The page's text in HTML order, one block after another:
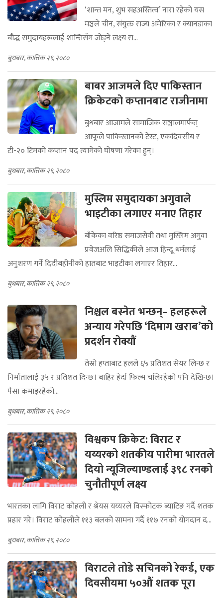
‘शान्त मन, शुभ सहअस्तित्व’ नारा रहेको यस
मञ्चले चीन, संयुक्त राज्य अमेरिका र क्यानडाका
बौद्ध समुदायहरूलाई शान्तिसँग जोड्ने लक्ष्य रा...
बुधबार, कात्तिक २९, २०८०
बाबर आजमले दिए पाकिस्तान
क्रिकेटको कप्तानबाट राजीनामा
बुधबार आजामले सामाजिक सञ्जालमार्फत्
आफूले पाकिस्तानको टेस्ट, एकदिवसीय र
टी-२० टिमको कप्तान पद त्यागेको घोषणा गरेका हुन्।
बुधबार, कात्तिक २९, २०८०
मुस्लिम समुदायका अगुवाले
भाइटीका लगाएर मनाए तिहार
बाँकेका वरिष्ठ समाजसेवी तथा मुस्लिम अगुवा
प्रवेजअलि सिद्धिकीले आज हिन्दू धर्मलाई
अनुशरण गर्ने दिदीबहीनीको हातबाट भाइटीका लगाएर तिहार...
बुधबार, कात्तिक २९, २०८०
निश्चल बस्नेत भन्छन्– हलहरूले
अन्याय गरेपछि ‘दिमाग खराब’को
प्रदर्शन रोक्यौं
तेस्रो हप्ताबाट हलले ६५ प्रतिशत सेयर लिन्छ र
निर्मातालाई ३५ र प्रतिशत दिन्छ। बाहिर हेर्दा फिल्म चलिरहेको पनि देखिन्छ।
पैसा कमाइरहेको...
बुधबार, कात्तिक २९, २०८०
विश्वकप क्रिकेट: विराट र
यय्यरको शतकीय पारीमा भारतले
दियो न्यूजिल्याण्डलाई ३९८ रनको
चुनौतीपूर्ण लक्ष्य
भारतका लागि विराट कोहली र श्रेयस यय्यरले विस्फोटक ब्याटिङ गर्दै शतक
प्रहार गरे। विराट कोहलीले ११३ बलको सामना गर्दै ११७ रनको योगदान द...
बुधबार, कात्तिक २९, २०८०
विराटले तोडे सचिनको रेकर्ड, एक
दिवसीयमा ५०औं शतक पूरा